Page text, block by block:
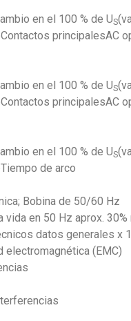
en el 100 % de US
principalesAC
en el 100 % de US
principalesAC
en el 100 % de US
de arco
Bobina de 50/60 Hz
vida en 50 Hz aprox.
datos generales x
electromagnética (EMC)